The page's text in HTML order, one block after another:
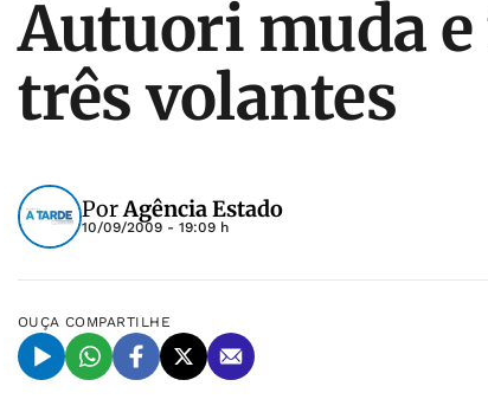
Autuori muda
três volantes
PorAgência Estado
10/09/2009 - 19:09 h
OUÇA COMPARTILHE